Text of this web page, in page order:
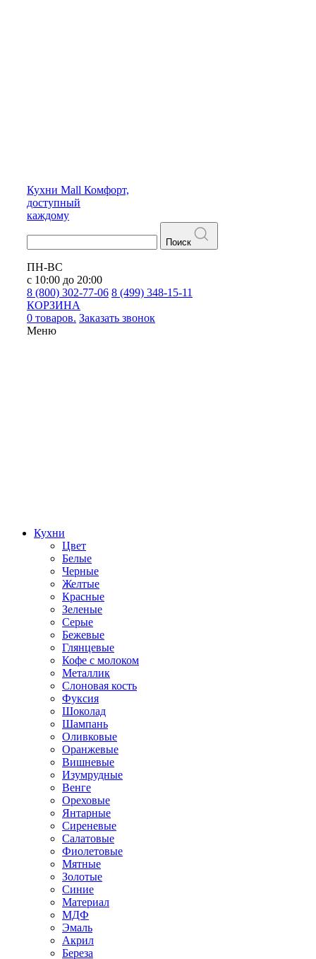
Кухни Mall Комфорт,
доступный
каждому
Поиск
ПН-ВС
с 10:00 до 20:00
8 (800) 302-77-06 8 (499) 348-15-11
КОРЗИНА
0 товаров. Заказать звонок
Меню
Кухни
Цвет
Белые
Черные
Желтые
Красные
Зеленые
Серые
Бежевые
Глянцевые
Кофе с молоком
Металлик
Слоновая кость
Фуксия
Шоколад
Шампань
Оливковые
Оранжевые
Вишневые
Изумрудные
Венге
Ореховые
Янтарные
Сиреневые
Салатовые
Фиолетовые
Мятные
Золотые
Синие
Материал
МДФ
Эмаль
Акрил
Береза